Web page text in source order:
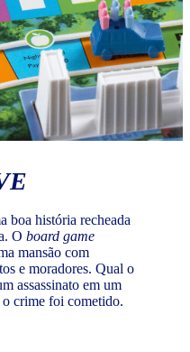
boa história recheada
O board game
mansão com
e moradores. Qual o
assassinato em um
o crime foi cometido.